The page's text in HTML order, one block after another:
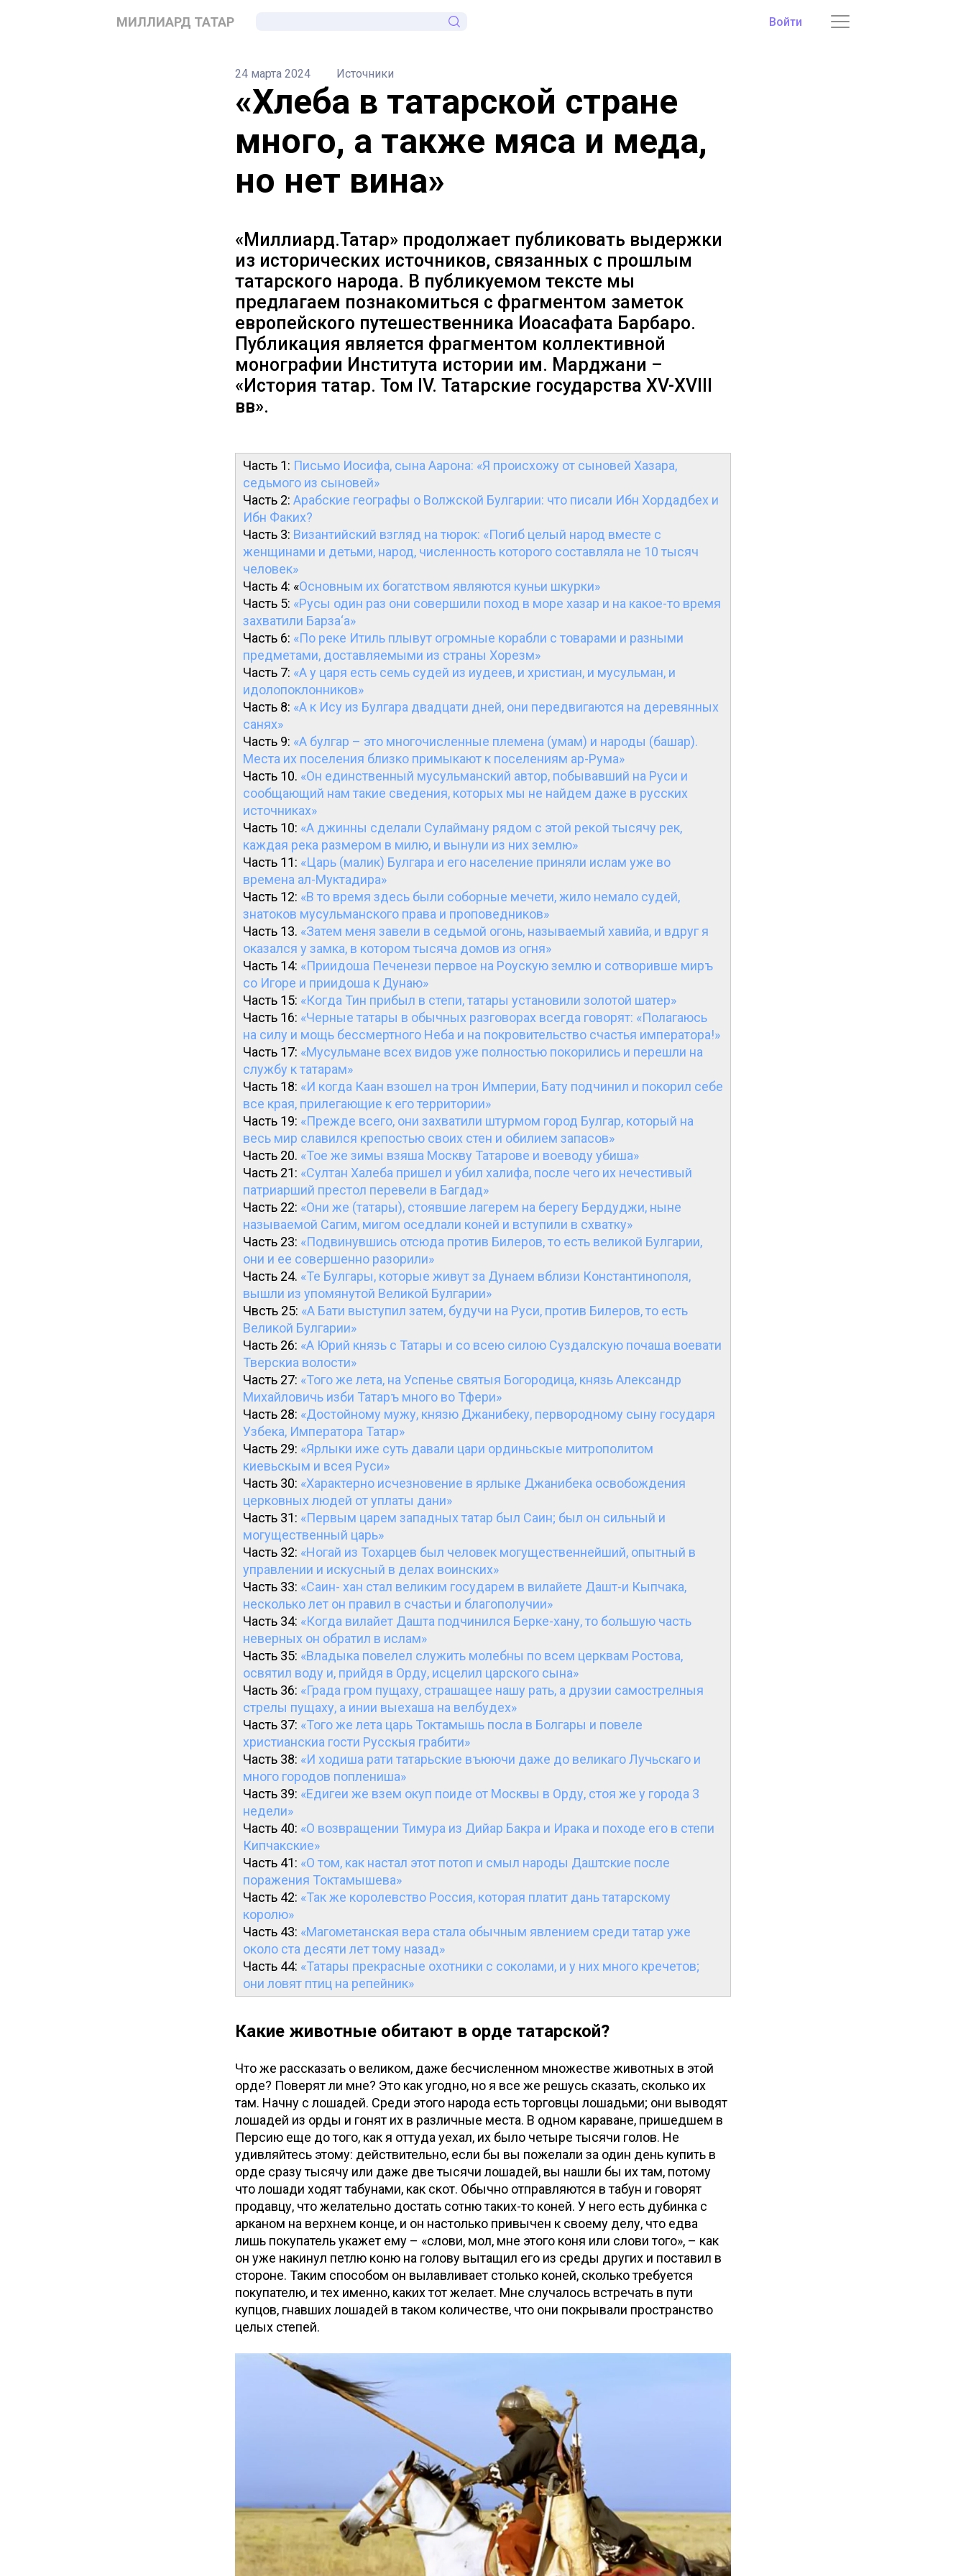
МИЛЛИАРД ТАТАР Войти
24 марта 2024 Источники
«Хлеба в татарской стране
много, а также мяса и меда,
но нет вина»
«Миллиард.Татар» продолжает публиковать выдержки
из исторических источников, связанных с прошлым
татарского народа. В публикуемом тексте мы
предлагаем познакомиться с фрагментом заметок
европейского путешественника Иоасафата Барбаро.
Публикация является фрагментом коллективной
монографии Института истории им. Марджани –
«История татар. Том IV. Татарские государства XV-XVIII
вв».
Часть 1: Письмо Иосифа, сына Аарона: «Я происхожу от сыновей Хазара,
седьмого из сыновей»
Часть 2: Арабские географы о Волжской Булгарии: что писали Ибн Хордадбех и
Ибн Факих?
Часть 3: Византийский взгляд на тюрок: «Погиб целый народ вместе с
женщинами и детьми, народ, численность которого составляла не 10 тысяч
человек»
Часть 4: «Основным их богатством являются куньи шкурки»
Часть 5: «Русы один раз они совершили поход в море хазар и на какое-то время
захватили Барза‘а»
Часть 6: «По реке Итиль плывут огромные корабли с товарами и разными
предметами, доставляемыми из страны Хорезм»
Часть 7: «А у царя есть семь судей из иудеев, и христиан, и мусульман, и
идолопоклонников»
Часть 8: «А к Ису из Булгара двадцати дней, они передвигаются на деревянных
санях»
Часть 9: «А булгар – это многочисленные племена (умам) и народы (башар).
Места их поселения близко примыкают к поселениям ар-Рума»
Часть 10. «Он единственный мусульманский автор, побывавший на Руси и
сообщающий нам такие сведения, которых мы не найдем даже в русских
источниках»
Часть 10: «А джинны сделали Сулайману рядом с этой рекой тысячу рек,
каждая река размером в милю, и вынули из них землю»
Часть 11: «Царь (малик) Булгара и его население приняли ислам уже во
времена ал-Муктадира»
Часть 12: «В то время здесь были соборные мечети, жило немало судей,
знатоков мусульманского права и проповедников»
Часть 13. «Затем меня завели в седьмой огонь, называемый хавийа, и вдруг я
оказался у замка, в котором тысяча домов из огня»
Часть 14: «Приидоша Печенези первое на Роускую землю и сотворивше миръ
со Игоре и приидоша к Дунаю»
Часть 15: «Когда Тин прибыл в степи, татары установили золотой шатер»
Часть 16: «Черные татары в обычных разговорах всегда говорят: «Полагаюсь
на силу и мощь бессмертного Неба и на покровительство счастья императора!»
Часть 17: «Мусульмане всех видов уже полностью покорились и перешли на
службу к татарам»
Часть 18: «И когда Каан взошел на трон Империи, Бату подчинил и покорил себе
все края, прилегающие к его территории»
Часть 19: «Прежде всего, они захватили штурмом город Булгар, который на
весь мир славился крепостью своих стен и обилием запасов»
Часть 20. «Тое же зимы взяша Москву Татарове и воеводу убиша»
Часть 21: «Султан Халеба пришел и убил халифа, после чего их нечестивый
патриарший престол перевели в Багдад»
Часть 22: «Они же (татары), стоявшие лагерем на берегу Бердуджи, ныне
называемой Сагим, мигом оседлали коней и вступили в схватку»
Часть 23: «Подвинувшись отсюда против Билеров, то есть великой Булгарии,
они и ее совершенно разорили»
Часть 24. «Те Булгары, которые живут за Дунаем вблизи Константинополя,
вышли из упомянутой Великой Булгарии»
Чвсть 25: «А Бати выступил затем, будучи на Руси, против Билеров, то есть
Великой Булгарии»
Часть 26: «А Юрий князь с Татары и со всею силою Суздалскую почаша воевати
Тверскиа волости»
Часть 27: «Того же лета, на Успенье святыя Богородица, князь Александр
Михайловичь изби Татаръ много во Тфери»
Часть 28: «Достойному мужу, князю Джанибеку, первородному сыну государя
Узбека, Императора Татар»
Часть 29: «Ярлыки иже суть давали цари ординьскые митрополитом
киевьскым и всея Руси»
Часть 30: «Характерно исчезновение в ярлыке Джанибека освобождения
церковных людей от уплаты дани»
Часть 31: «Первым царем западных татар был Саин; был он сильный и
могущественный царь»
Часть 32: «Ногай из Тохарцев был человек могущественнейший, опытный в
управлении и искусный в делах воинских»
Часть 33: «Саин- хан стал великим государем в вилайете Дашт-и Кыпчака,
несколько лет он правил в счастьи и благополучии»
Часть 34: «Когда вилайет Дашта подчинился Берке-хану, то большую часть
неверных он обратил в ислам»
Часть 35: «Владыка повелел служить молебны по всем церквам Ростова,
освятил воду и, прийдя в Орду, исцелил царского сына»
Часть 36: «Града гром пущаху, страшащее нашу рать, а друзии самострелныя
стрелы пущаху, а инии выехаша на велбудех»
Часть 37: «Того же лета царь Токтамышь посла в Болгары и повеле
христианскиа гости Русскыя грабити»
Часть 38: «И ходиша рати татарьские въюючи даже до великаго Лучьскаго и
много городов поплениша»
Часть 39: «Едигеи же взем окуп поиде от Москвы в Орду, стоя же у города 3
недели»
Часть 40: «О возвращении Тимура из Дийар Бакра и Ирака и походе его в степи
Кипчакские»
Часть 41: «О том, как настал этот потоп и смыл народы Даштские после
поражения Токтамышева»
Часть 42: «Так же королевство Россия, которая платит дань татарскому
королю»
Часть 43: «Магометанская вера стала обычным явлением среди татар уже
около ста десяти лет тому назад»
Часть 44: «Татары прекрасные охотники с соколами, и у них много кречетов;
они ловят птиц на репейник»
Какие животные обитают в орде татарской?
Что же рассказать о великом, даже бесчисленном множестве животных в этой
орде? Поверят ли мне? Это как угодно, но я все же решусь сказать, сколько их
там. Начну с лошадей. Среди этого народа есть торговцы лошадьми; они выводят
лошадей из орды и гонят их в различные места. В одном караване, пришедшем в
Персию еще до того, как я оттуда уехал, их было четыре тысячи голов. Не
удивляйтесь этому: действительно, если бы вы пожелали за один день купить в
орде сразу тысячу или даже две тысячи лошадей, вы нашли бы их там, потому
что лошади ходят табунами, как скот. Обычно отправляются в табун и говорят
продавцу, что желательно достать сотню таких-то коней. У него есть дубинка с
арканом на верхнем конце, и он настолько привычен к своему делу, что едва
лишь покупатель укажет ему – «слови, мол, мне этого коня или слови того», – как
он уже накинул петлю коню на голову вытащил его из среды других и поставил в
стороне. Таким способом он вылавливает столько коней, сколько требуется
покупателю, и тех именно, каких тот желает. Мне случалось встречать в пути
купцов, гнавших лошадей в таком количестве, что они покрывали пространство
целых степей.